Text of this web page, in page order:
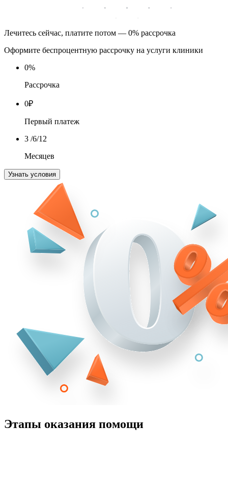
Лечитесь сейчас, платите потом — 0% рассрочка
Оформите беспроцентную рассрочку на услуги клиники
0%
Рассрочка
0₽
Первый платеж
3 /6/12
Месяцев
Узнать условия
Этапы оказания помощи